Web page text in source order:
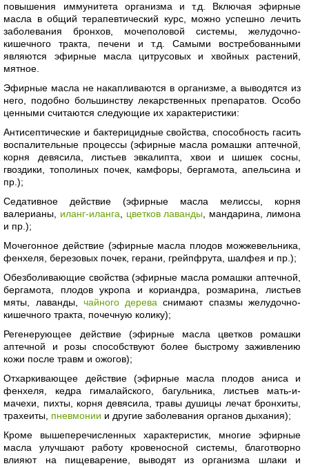
повышения иммунитета организма и т.д. Включая эфирные
масла в общий терапевтический курс, можно успешно лечить
заболевания бронхов, мочеполовой системы, желудочно-
кишечного тракта, печени и т.д. Самыми востребованными
являются эфирные масла цитрусовых и хвойных растений,
мятное.
Эфирные масла не накапливаются в организме, а выводятся из
него, подобно большинству лекарственных препаратов. Особо
ценными считаются следующие их характеристики:
Антисептические и бактерицидные свойства, способность гасить
воспалительные процессы (эфирные масла ромашки аптечной,
корня девясила, листьев эвкалипта, хвои и шишек сосны,
гвоздики, тополиных почек, камфоры, бергамота, апельсина и
пр.);
Седативное действие (эфирные масла мелиссы, корня
валерианы, иланг-иланга цветков лаванды , мандарина, лимона
и пр.);
Мочегонное действие (эфирные масла плодов можжевельника,
фенхеля, березовых почек, герани, грейпфрута, шалфея и пр.);
Обезболивающие свойства (эфирные масла ромашки аптечной,
бергамота, плодов укропа и кориандра, розмарина, листьев
мяты, лаванды, чайного дерева снимают спазмы желудочно-
кишечного тракта, почечную колику);
Регенерующее действие (эфирные масла цветков ромашки
аптечной и розы способствуют более быстрому заживлению
кожи после травм и ожогов);
Отхаркивающее действие (эфирные масла плодов аниса и
фенхеля, кедра гималайского, багульника, листьев мать-и-
мачехи, пихты, корня девясила, травы душицы лечат бронхиты,
трахеиты, пневмонии и другие заболевания органов дыхания);
Кроме вышеперечисленных характеристик, многие эфирные
масла улучшают работу кровеносной системы, благотворно
влияют на пищеварение, выводят из организма шлаки и